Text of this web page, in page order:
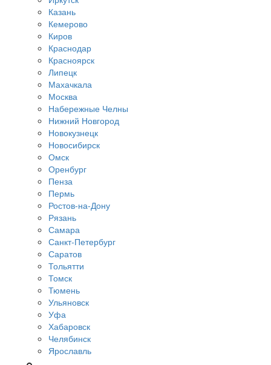
Казань
Кемерово
Киров
Краснодар
Красноярск
Липецк
Махачкала
Москва
Набережные Челны
Нижний Новгород
Новокузнецк
Новосибирск
Омск
Оренбург
Пенза
Пермь
Ростов-на-Дону
Рязань
Самара
Санкт-Петербург
Саратов
Тольятти
Томск
Тюмень
Ульяновск
Уфа
Хабаровск
Челябинск
Ярославль